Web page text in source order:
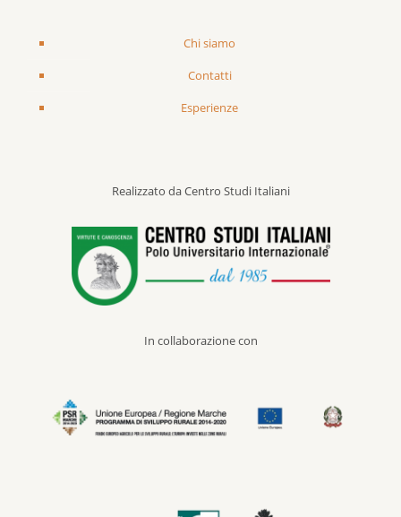
Chi siamo
Contatti
Esperienze
Realizzato da Centro Studi Italiani
In collaborazione con